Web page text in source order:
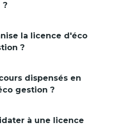
?
?
gestion ?